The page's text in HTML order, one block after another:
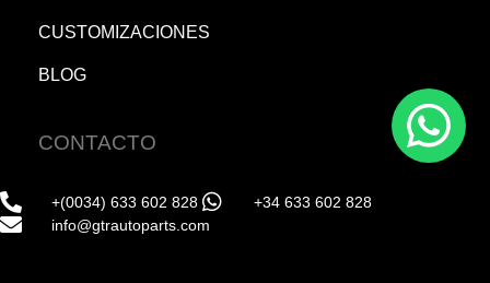
CUSTOMIZACIONES
BLOG
CONTACTO
+(0034) 633 602 828
+34 633 602 828
info@gtrautoparts.com